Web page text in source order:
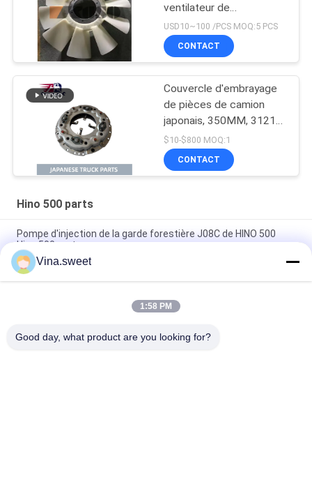
ventilateur de
refroidissement du
moteur Pour HINO 500
RANGER J08E EURO 4
USD10~100 /PCS MOQ:5 PCS
CONTACT
Couvercle d'embrayage
de pièces de camion
japonais, 350MM, 31210
– 2621 HNC540, pour
camion HINO 500
RANGER J08C J08CT,
$10-$800 MOQ:1
CONTACT
Hino 500 parts
Pompe d'injection de la garde forestière J08C de HINO 500
Hino 500 parts
Piston de Hino J08E de pièces de moteur du camion S130A-
E0101
Pièces d'auto Hino d'arbre à cames de la garde forestière
Vina.sweet
1:58 PM
Good day, what product are you looking for?